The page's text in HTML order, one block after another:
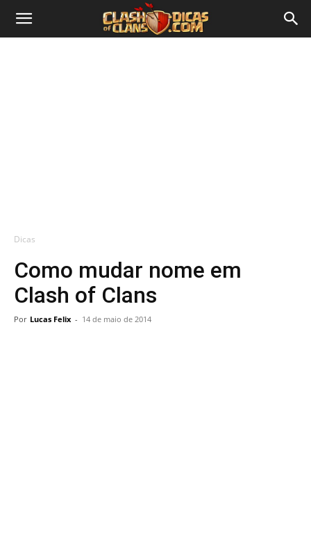
Dicas
Como mudar nome em
Clash of Clans
Por Lucas Felix - 14 de maio de 2014